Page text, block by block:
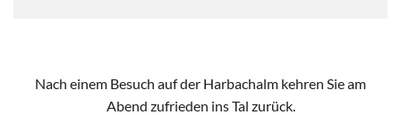
Nach einem Besuch auf der Harbachalm kehren Sie am
Abend zufrieden ins Tal zurück.